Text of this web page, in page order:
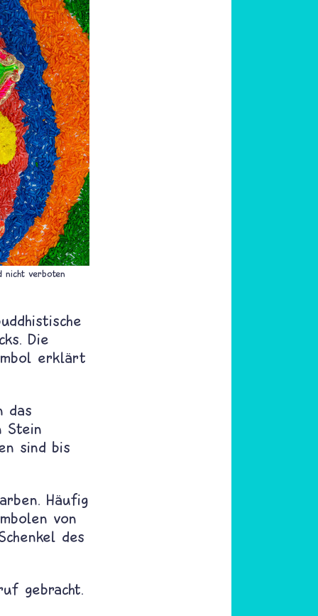
nicht verboten
Die
erklärt
das
Stein
sind bis
Häufig
von
des
gebracht.